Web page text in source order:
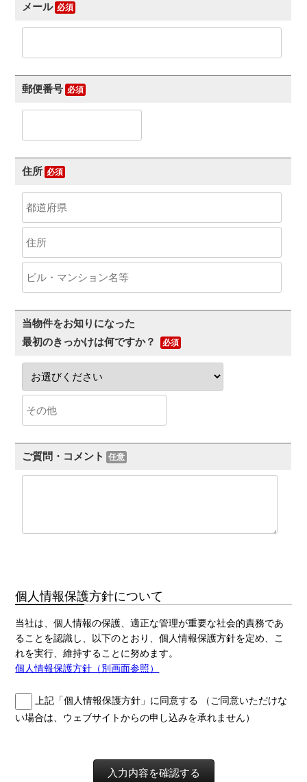
メール
郵便番号
住所
当物件をお知りになった
最初のきっかけは何ですか？
ご質問・コメント
個人情報保護方針について
当社は、個人情報の保護、適正な管理が重要な社会的責務であ
ることを認識し、以下のとおり、個人情報保護方針を定め、こ
れを実行、維持することに努めます。
個人情報保護方針（別画面参照）
上記「個人情報保護方針」に同意する （ご同意いただけな
い場合は、ウェブサイトからの申し込みを承れません）